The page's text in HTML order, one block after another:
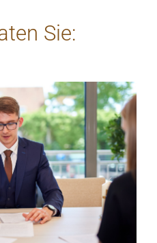
Sie: